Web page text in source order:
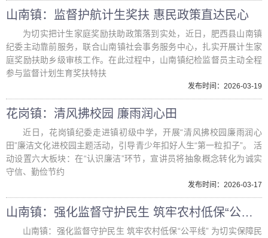
山南镇：监督护航计生奖扶 惠民政策直达民心
为切实把计生家庭奖励扶助政策落到实处，近日，肥西县山南镇
纪委主动靠前服务，联合山南镇社会事务服务中心，扎实开展计生家
庭奖励扶助乡级审核工作。在此过程中，山南镇纪检监督员主动全程
参与监督计划生育奖扶特扶
发布时间：2026-03-19
花岗镇：清风拂校园 廉雨润心田
近日，花岗镇纪委走进镇初级中学，开展“清风拂校园廉雨润心
田”廉洁文化进校园主题活动，引导青少年扣好人生“第一粒扣子”。 活
动设置六大板块：在“认识廉洁”环节，宣讲员将抽象概念转化为诚实
守信、勤俭节约
发布时间：2026-03-17
山南镇：强化监督守护民生 筑牢农村低保“公平线”
山南镇：强化监督守护民生 筑牢农村低保“公平线” 为切实保障民